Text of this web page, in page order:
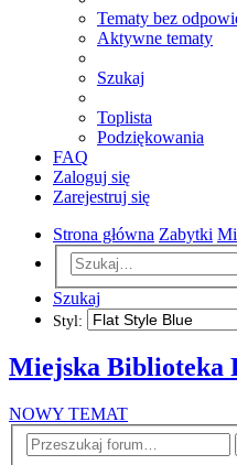
Tematy bez
Aktywne tematy
Szukaj
Toplista
Podziękowania
FAQ
Zaloguj się
Zarejestruj się
Strona główna Zabytki
Szukaj
Styl:
Miejska Biblioteka
NOWY TEMAT